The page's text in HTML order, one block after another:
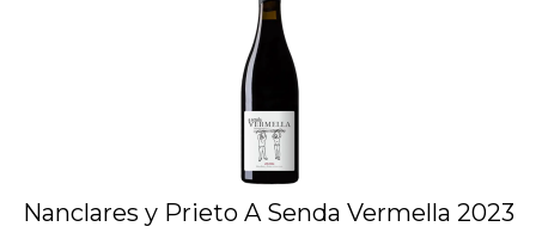
Nanclares y Prieto A Senda Vermella 2023